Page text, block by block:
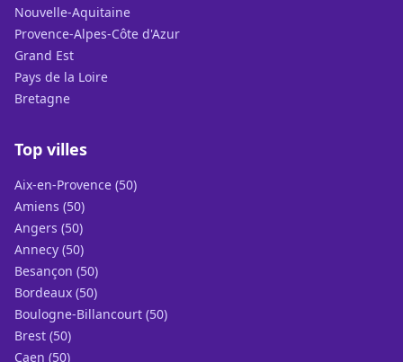
Nouvelle-Aquitaine
Provence-Alpes-Côte d'Azur
Grand Est
Pays de la Loire
Bretagne
Top villes
Aix-en-Provence (50)
Amiens (50)
Angers (50)
Annecy (50)
Besançon (50)
Bordeaux (50)
Boulogne-Billancourt (50)
Brest (50)
Caen (50)